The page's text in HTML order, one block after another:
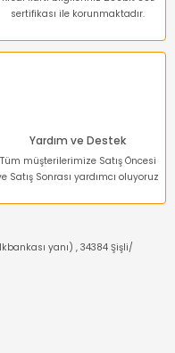
sertifikası ile korunmaktadır.
Yardım ve Destek
Tüm müşterilerimize Satış Öncesi
Satış Sonrası yardımcı oluyoruz
yanı) , 34384 Şişli/